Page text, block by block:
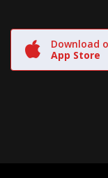
Download
App Store